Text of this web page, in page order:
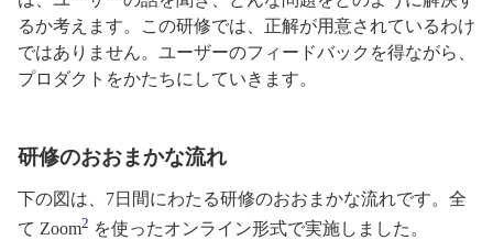
るか考えます。この研修では、正解が用意されているわけ
ではありません。ユーザーのフィードバックを得ながら、
プロダクトをかたちにしていきます。
研修のおおまかな流れ
下の図は、7日間にわたる研修のおおまかな流れです。全
て Zoom2 を使ったオンライン形式で実施しました。